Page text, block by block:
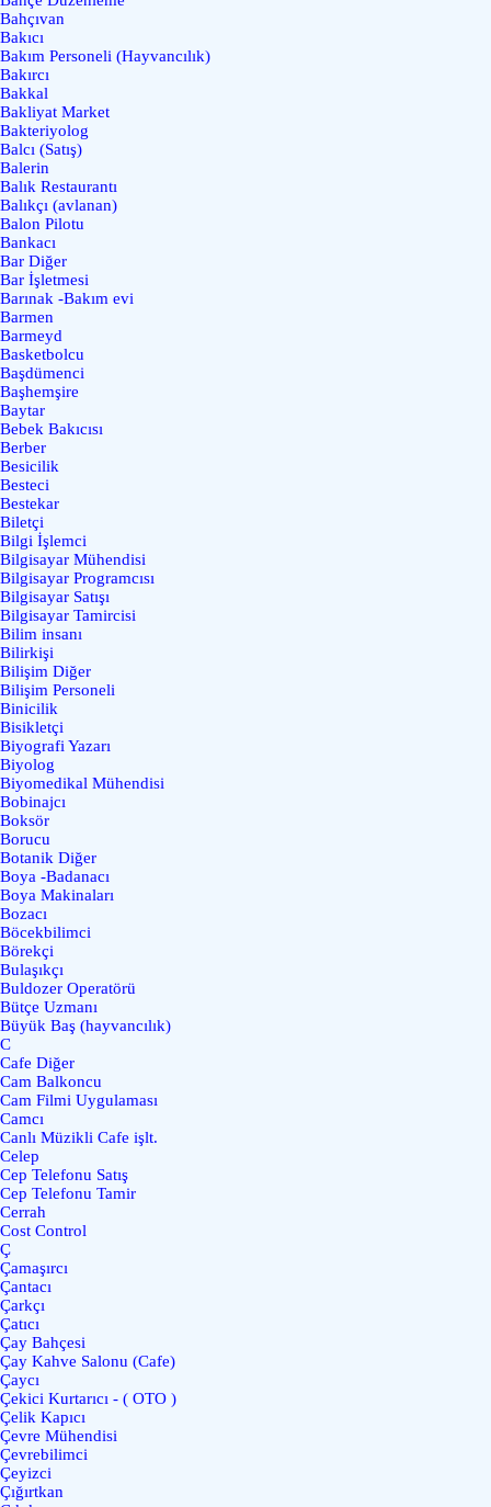
Bahçıvan
Bakıcı
Bakım Personeli (Hayvancılık)
Bakırcı
Bakkal
Bakliyat Market
Bakteriyolog
Balcı (Satış)
Balerin
Balık Restaurantı
Balıkçı (avlanan)
Balon Pilotu
Bankacı
Bar Diğer
Bar İşletmesi
Barınak -Bakım evi
Barmen
Barmeyd
Basketbolcu
Başdümenci
Başhemşire
Baytar
Bebek Bakıcısı
Berber
Besicilik
Besteci
Bestekar
Biletçi
Bilgi İşlemci
Bilgisayar Mühendisi
Bilgisayar Programcısı
Bilgisayar Satışı
Bilgisayar Tamircisi
Bilim insanı
Bilirkişi
Bilişim Diğer
Bilişim Personeli
Binicilik
Bisikletçi
Biyografi Yazarı
Biyolog
Biyomedikal Mühendisi
Bobinajcı
Boksör
Borucu
Botanik Diğer
Boya -Badanacı
Boya Makinaları
Bozacı
Böcekbilimci
Börekçi
Bulaşıkçı
Buldozer Operatörü
Bütçe Uzmanı
Büyük Baş (hayvancılık)
C
Cafe Diğer
Cam Balkoncu
Cam Filmi Uygulaması
Camcı
Canlı Müzikli Cafe işlt.
Celep
Cep Telefonu Satış
Cep Telefonu Tamir
Cerrah
Cost Control
Ç
Çamaşırcı
Çantacı
Çarkçı
Çatıcı
Çay Bahçesi
Çay Kahve Salonu (Cafe)
Çaycı
Çekici Kurtarıcı - ( OTO )
Çelik Kapıcı
Çevre Mühendisi
Çevrebilimci
Çeyizci
Çığırtkan